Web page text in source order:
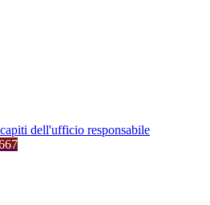
dell'ufficio responsabile